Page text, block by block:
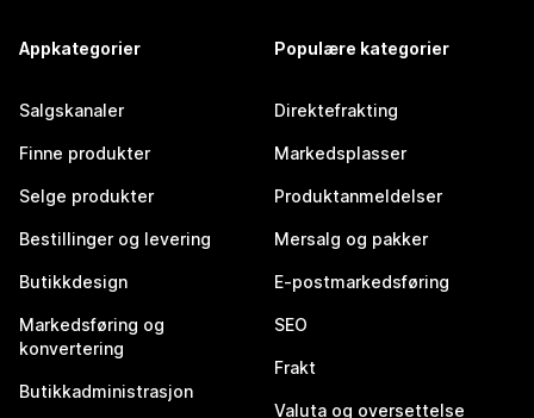
Appkategorier
Salgskanaler
Finne produkter
Selge produkter
Bestillinger og levering
Butikkdesign
Markedsføring og
konvertering
Butikkadministrasjon
Populære kategorier
Direktefrakting
Markedsplasser
Produktanmeldelser
Mersalg og pakker
E-postmarkedsføring
SEO
Frakt
Valuta og oversettelse